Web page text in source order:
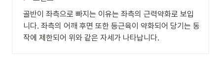
골반이 좌측으로 빠지는 이유는 좌측의 근력약화로 보입
니다. 좌측의 어깨 후면 또한 등근육이 약화되어 당기는 동
작에 제한되어 위와 같은 자세가 나타납니다.